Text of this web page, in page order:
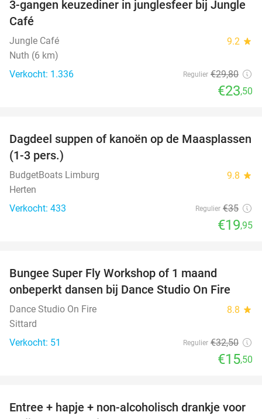
21%
3-gangen keuzediner in junglesfeer bij Jungle
Café
Jungle Café 9.2 star
Nuth (6 km)
Verkocht: 1.336
Regulier €29,80
€23,50
43%
Dagdeel suppen of kanoën op de Maasplassen
(1-3 pers.)
BudgetBoats Limburg 9.8 star
Herten
Verkocht: 433
Regulier €35
€19,95
Bungee Super Fly Workshop of 1 maand
onbeperkt dansen bij Dance Studio On Fire
Dance Studio On Fire 8.8 star
Sittard
Verkocht: 51
Regulier €32,50
€15,50
52%
Entree + hapje + non-alcoholisch drankje voor